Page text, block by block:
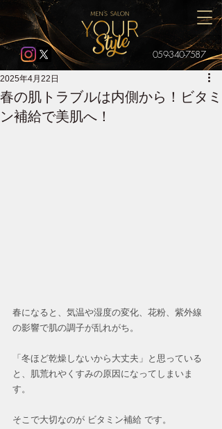
059-340-7587
春の肌トラブルは内側から！ビタミ
ン補給で美肌へ！
2025年4月22日
春になると、気温や湿度の変化、花粉、紫外線
の影響で肌の調子が乱れがち。
「冬ほど乾燥しないから大丈夫」と思っている
と、肌荒れやくすみの原因になってしまいま
す。
そこで大切なのが ビタミン補給 です。